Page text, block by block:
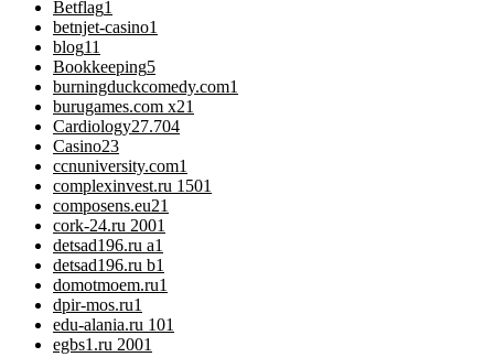
Betflag1
betnjet-casino1
blog11
Bookkeeping5
burningduckcomedy.com1
burugames.com x21
Cardiology27.704
Casino23
ccnuniversity.com1
complexinvest.ru 1501
composens.eu21
cork-24.ru 2001
detsad196.ru a1
detsad196.ru b1
domotmoem.ru1
dpir-mos.ru1
edu-alania.ru 101
egbs1.ru 2001